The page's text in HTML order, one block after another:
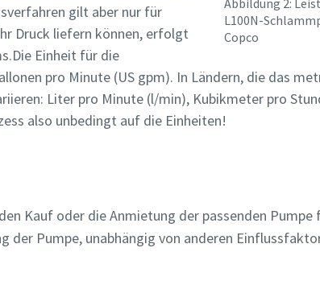
L100N-
Copco
gilt aber nur für
Druck liefern können, erfolgt
Einheit für die
pro Minute (US gpm). In Ländern, die das
Liter pro Minute (l/min), Kubikmeter pro
also unbedingt auf die Einheiten!
Kauf oder die Anmietung der passenden Pumpe
der Pumpe, unabhängig von anderen